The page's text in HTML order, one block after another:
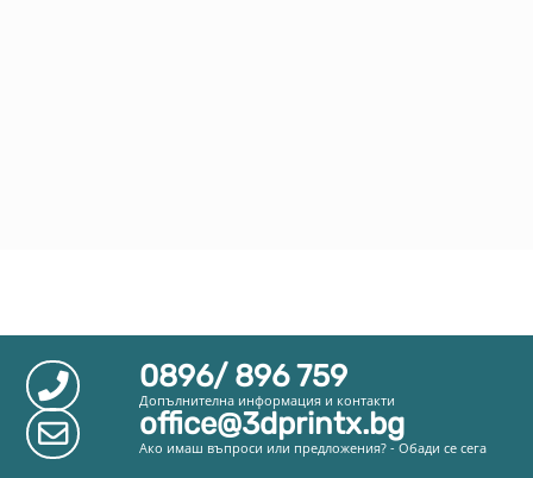
0896/ 896 759
Допълнителна информация и контакти
office@3dprintx.bg
Ако имаш въпроси или предложения? - Обади се сега